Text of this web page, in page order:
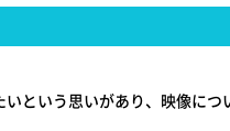
という思いがあり、映像に